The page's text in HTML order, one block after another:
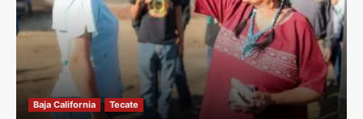
Baja California Tecate